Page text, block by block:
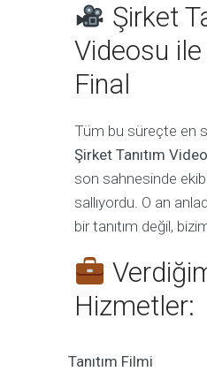
Şirket
Videosu
Final
Tüm bu süreçte en
Şirket Tanıtım
son sahnesinde
sallıyordu. O an
bir tanıtım değil,
Hizmetler:
Tanıtım Filmi